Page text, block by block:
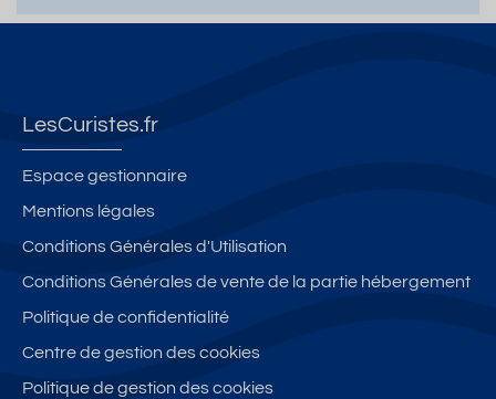
LesCuristes.fr
Espace gestionnaire
Mentions légales
Conditions Générales d'Utilisation
Conditions Générales de vente de la partie hébergement
Politique de confidentialité
Centre de gestion des cookies
Politique de gestion des cookies